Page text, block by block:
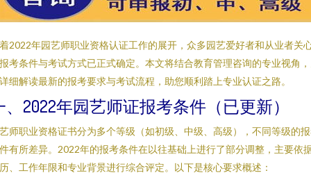
2022年园艺师职业资格认证工作的展开，众多园艺爱好者和从业者关
考条件与考试方式已正式确定。本文将结合教育管理咨询的专业视角
细解读最新的报考要求与考试流程，助您顺利踏上专业认证之路。
、2022年园艺师证报考条件（已更新）
师职业资格证书分为多个等级（如初级、中级、高级），不同等级的
有所差异。2022年的报考条件在以往基础上进行了部分调整，主要依
、工作年限和专业背景进行综合评定。以下是核心要求概述：